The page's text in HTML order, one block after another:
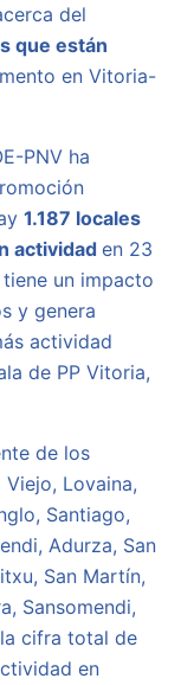
del
que están
en Vitoria-
PNV ha
1.187 locales
actividad en 23
un impacto
y genera
actividad
de PP Vitoria,
de los
Viejo, Lovaina,
Santiago,
Adurza, San
San Martín,
Sansomendi,
cifra total de
en